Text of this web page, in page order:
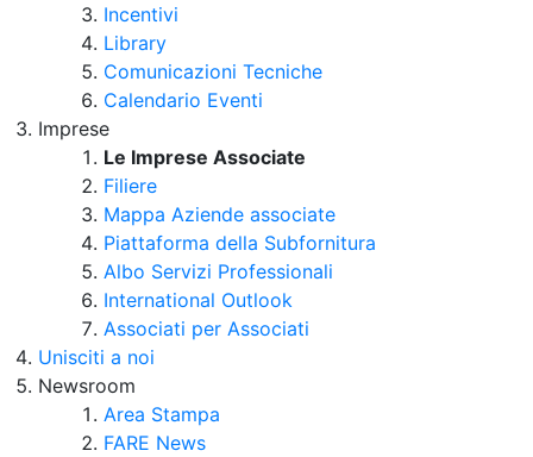
Incentivi
Library
Comunicazioni Tecniche
Calendario Eventi
Imprese
Le Imprese Associate
Filiere
Mappa Aziende associate
Piattaforma della Subfornitura
Albo Servizi Professionali
International Outlook
Associati per Associati
Unisciti a noi
Newsroom
Area Stampa
FARE News